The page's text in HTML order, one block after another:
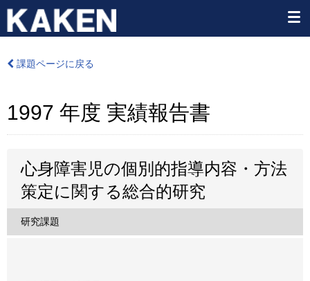
課題ページに戻る
1997 年度 実績報告書
心身障害児の個別的指導内容・方法
策定に関する総合的研究
研究課題